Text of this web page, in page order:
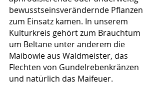
bewusstseinsverändernde Pflanzen
zum Einsatz kamen. In unserem
Kulturkreis gehört zum Brauchtum
um Beltane unter anderem die
Maibowle aus Waldmeister, das
Flechten von Gundelrebenkränzen
und natürlich das Maifeuer.